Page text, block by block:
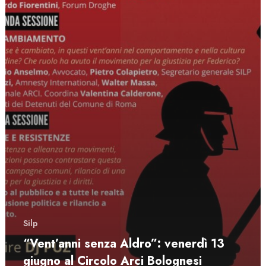
Silp
“Vent’anni senza Aldro”: venerdì 13
giugno al Circolo Arci Bolognesi